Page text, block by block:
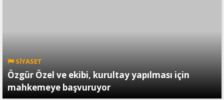
SİYASET
Özgür Özel ve ekibi, kurultay yapılması için
mahkemeye başvuruyor